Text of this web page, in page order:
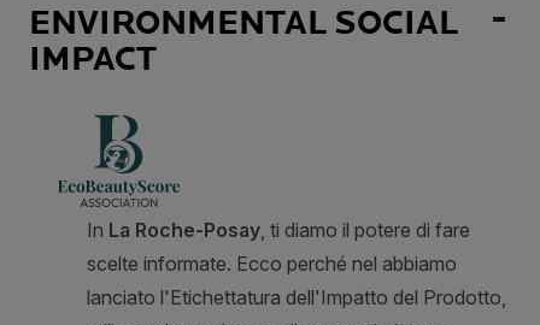
ENVIRONMENTAL SOCIAL
IMPACT